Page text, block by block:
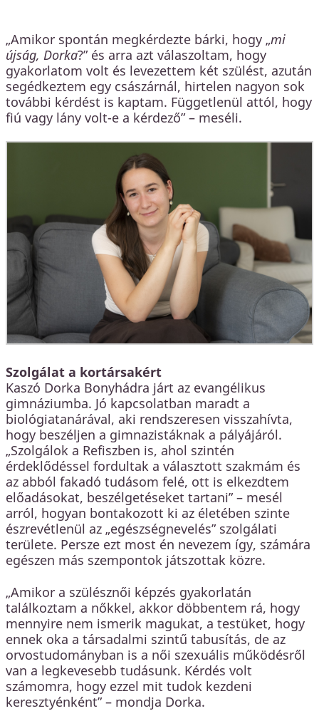
„Amikor spontán megkérdezte bárki, hogy „mi
újság, Dorka?” és arra azt válaszoltam, hogy
gyakorlatom volt és levezettem két szülést, azután
segédkeztem egy császárnál, hirtelen nagyon sok
további kérdést is kaptam. Függetlenül attól, hogy
fiú vagy lány volt-e a kérdező” – meséli.
Szolgálat a kortársakért
Kaszó Dorka Bonyhádra járt az evangélikus
gimnáziumba. Jó kapcsolatban maradt a
biológiatanárával, aki rendszeresen visszahívta,
hogy beszéljen a gimnazistáknak a pályájáról.
„Szolgálok a Refiszben is, ahol szintén
érdeklődéssel fordultak a választott szakmám és
az abból fakadó tudásom felé, ott is elkezdtem
előadásokat, beszélgetéseket tartani” – mesél
arról, hogyan bontakozott ki az életében szinte
észrevétlenül az „egészségnevelés” szolgálati
területe. Persze ezt most én nevezem így, számára
egészen más szempontok játszottak közre.
„Amikor a szülésznői képzés gyakorlatán
találkoztam a nőkkel, akkor döbbentem rá, hogy
mennyire nem ismerik magukat, a testüket, hogy
ennek oka a társadalmi szintű tabusítás, de az
orvostudományban is a női szexuális működésről
van a legkevesebb tudásunk. Kérdés volt
számomra, hogy ezzel mit tudok kezdeni
keresztyénként” – mondja Dorka.